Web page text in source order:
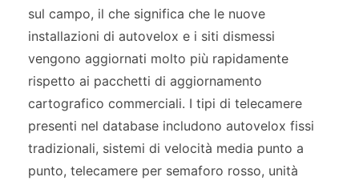
sul campo, il che significa che le nuove
installazioni di autovelox e i siti dismessi
vengono aggiornati molto più rapidamente
rispetto ai pacchetti di aggiornamento
cartografico commerciali. I tipi di telecamere
presenti nel database includono autovelox fissi
tradizionali, sistemi di velocità media punto a
punto, telecamere per semaforo rosso, unità